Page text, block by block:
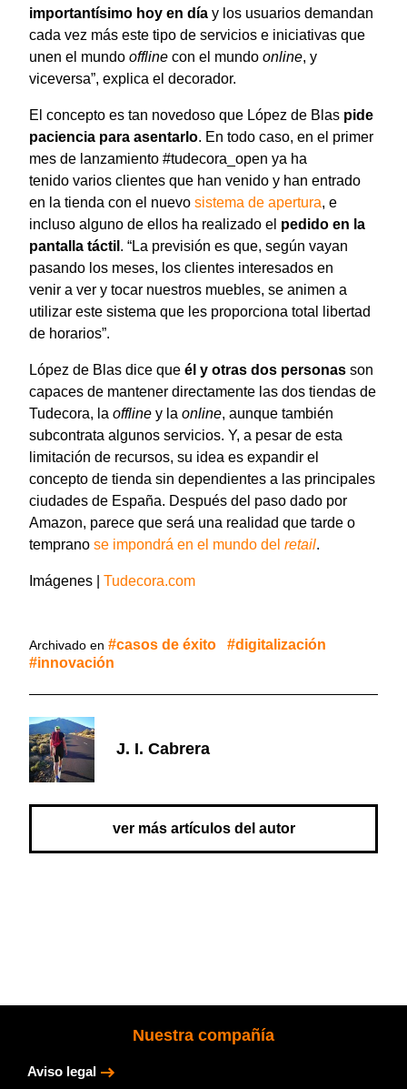
importantísimo hoy en día y los usuarios demandan
cada vez más este tipo de servicios e iniciativas que
unen el mundo offline con el mundo online, y
viceversa”, explica el decorador.
El concepto es tan novedoso que López de Blas pide
paciencia para asentarlo. En todo caso, en el primer
mes de lanzamiento #tudecora_open ya ha
tenido varios clientes que han venido y han entrado
en la tienda con el nuevo sistema de apertura, e
incluso alguno de ellos ha realizado el pedido en la
pantalla táctil . “La previsión es que, según vayan
pasando los meses, los clientes interesados en
venir a ver y tocar nuestros muebles, se animen a
utilizar este sistema que les proporciona total libertad
de horarios”.
López de Blas dice que él y otras dos personas son
capaces de mantener directamente las dos tiendas de
Tudecora, la offline y la online, aunque también
subcontrata algunos servicios. Y, a pesar de esta
limitación de recursos, su idea es expandir el
concepto de tienda sin dependientes a las principales
ciudades de España. Después del paso dado por
Amazon, parece que será una realidad que tarde o
temprano se impondrá en el mundo del retail.
Imágenes | Tudecora.com
Archivado en casos de éxito
digitalización
innovación
J. I. Cabrera
ver más artículos del autor
Nuestra compañía
Aviso legal